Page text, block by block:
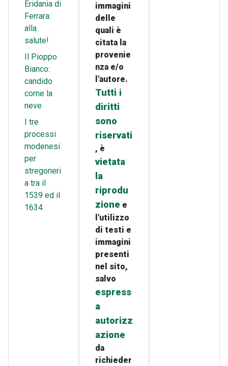
Eridania di
Ferrara:
alla
salute!
Il Pioppo
Bianco:
candido
come la
neve
I tre
processi
modenesi
per
stregoneri
a tra il
1539 ed il
1634
immagini
delle
quali è
citata la
provenie
nza e/o
l'autore.
Tutti i
diritti
sono
riservati
, è
vietata
la
riprodu
zione e
l'utilizzo
di testi e
immagini
presenti
nel sito,
salvo
espress
a
autorizz
azione
da
richieder